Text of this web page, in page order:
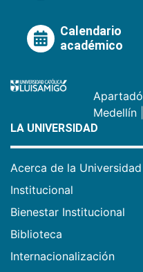
Calendario
académico
Apartadó
Medellín
LA UNIVERSIDAD
Acerca de la Universidad
Institucional
Bienestar Institucional
Biblioteca
Internacionalización